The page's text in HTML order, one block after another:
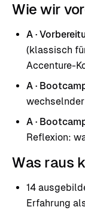
Wie wir
A ·
(klassisch
Accenture-
A ·
A ·
Reflexion:
Was raus
14
Erfahrung